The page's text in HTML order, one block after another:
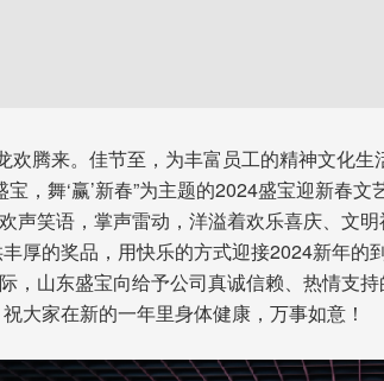
腾来。佳节至，为丰富员工的精神文化生
，舞‘赢’新春”为主题的2024盛宝迎新春文
笑语，掌声雷动，洋溢着欢乐喜庆、文明
厚的奖品，用快乐的方式迎接2024新年的
山东盛宝向给予公司真诚信赖、热情支
大家在新的一年里身体健康，万事如意！